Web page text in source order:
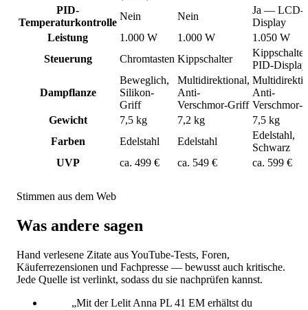
PID-
Temperaturkontrolle
Nein Nein
Ja — LCD-
Display
Leistung
1.000 W 1.000 W
1.050 W
Steuerung
Chromtasten Kippschalter
PID-Display
Dampflanze
Beweglich,
Silikon-
Griff
Multidirektional,
Anti-
Verschmor-Griff
Anti-
Verschmor-
Gewicht
7,5 kg 7,2 kg
7,5 kg
Farben
Edelstahl Edelstahl
Edelstahl,
Schwarz
UVP
ca. 499 € ca. 549 € ca. 599 €
Stimmen aus dem Web
Was andere sagen
Hand verlesene Zitate aus YouTube-Tests, Foren,
Käuferrezensionen und Fachpresse — bewusst auch kritische.
Jede Quelle ist verlinkt, sodass du sie nachprüfen kannst.
„Mit der Lelit Anna PL 41 EM erhältst du